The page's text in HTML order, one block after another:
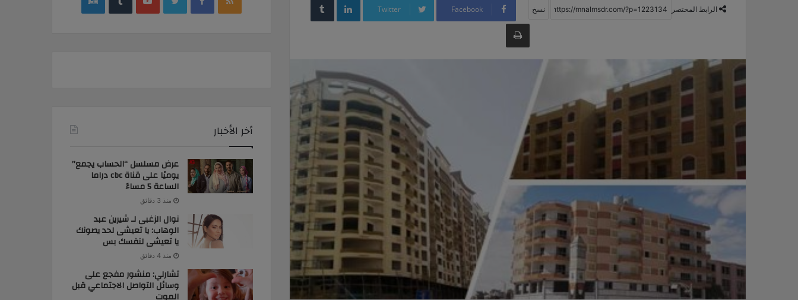
الرابط المختصر Facebook
Twitter
طباعة
أخر الأخبار
عرض مسلسل “الحساب يجمع”
يوميًا على قناة cbc دراما
الساعة 5 مساءً
منذ 3 دقائق
نوال الزغبى لـ شيرين عبد
الوهاب: يا تعيشى لحد يصونك
يا تعيشى لنفسك بس
منذ 4 دقائق
تشارلي: منشور مفجع على
وسائل التواصل الاجتماعي قبل